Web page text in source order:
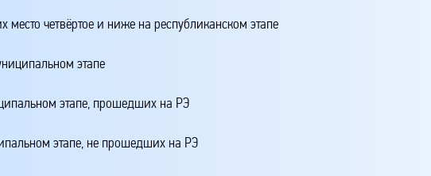
четвёртое и ниже на республиканском этапе
этапе
этапе, прошедших на РЭ
этапе, не прошедших на РЭ